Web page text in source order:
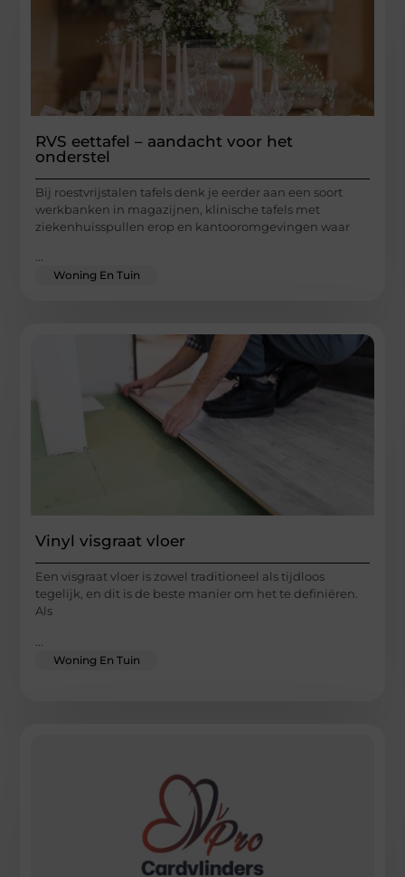
RVS eettafel – aandacht voor het
onderstel
Bij roestvrijstalen tafels denk je eerder aan een soort
werkbanken in magazijnen, klinische tafels met
ziekenhuisspullen erop en kantooromgevingen waar
Woning En Tuin
Vinyl visgraat vloer
Een visgraat vloer is zowel traditioneel als tijdloos
tegelijk, en dit is de beste manier om het te definiëren.
Als
Woning En Tuin